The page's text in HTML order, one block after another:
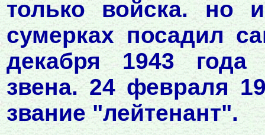
только войска. но
сумерках посадил
декабря 1943
звена. 24 февраля
звание "лейтенант".